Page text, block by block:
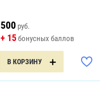
500руб.
+ 15бонусных баллов
В КОРЗИНУ